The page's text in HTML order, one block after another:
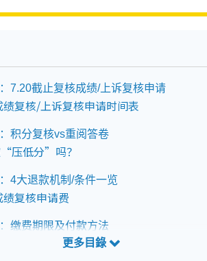
7.20截止复核成绩/上诉复核申请
复核/上诉复核申请时间表
积分复核vs重阅答卷
压低分”吗？
4大退款机制/条件一览
复核申请费
缴费期限及付款方法
附加费港币$319